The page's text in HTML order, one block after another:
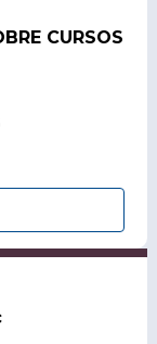
CURSOS